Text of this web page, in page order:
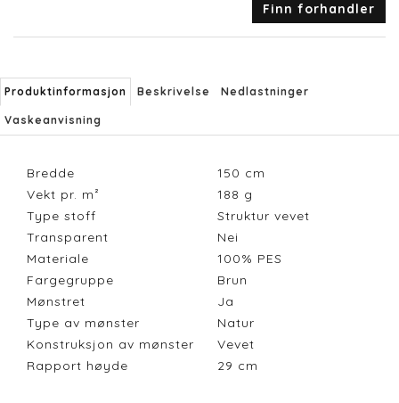
Finn forhandler
Produktinformasjon Beskrivelse Nedlastninger
Vaskeanvisning
Bredde 150 cm
Vekt pr. m²
188 g
Type stoff
Struktur vevet
Transparent
Nei
Materiale
100% PES
Fargegruppe
Brun
Mønstret
Ja
Type av mønster
Natur
Konstruksjon av mønster
Vevet
Rapport høyde
29 cm